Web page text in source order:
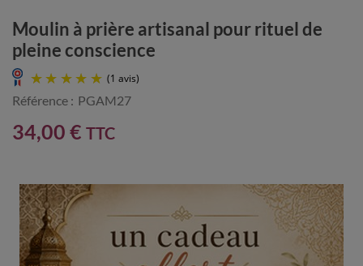
Moulin à prière artisanal pour rituel de
pleine conscience
(1 avis)
Référence : PGAM27
34,00 € TTC